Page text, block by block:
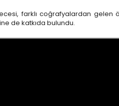
farklı coğrafyalardan gelen
de katkıda bulundu.